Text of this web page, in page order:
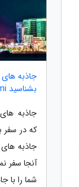
جاذبه
بشناسید Batumi
جاذبه
که در سفر
جاذبه
آنجا سفر
شما را با